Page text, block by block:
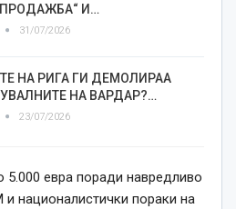
ПРОДАЖБА“ И…
31/07/2026
НА РИГА ГИ ДЕМОЛИРАА
НА ВАРДАР?…
23/07/2026
5.000 евра поради навредливо
националистички пораки на